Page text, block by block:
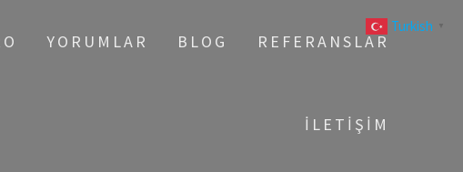
YORUMLAR BLOG REFERANSLAR
İLETIŞIM
Turkish ▼